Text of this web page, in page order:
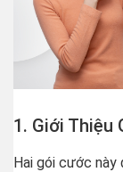
1. Giới Thiệu
Hai gói cước này